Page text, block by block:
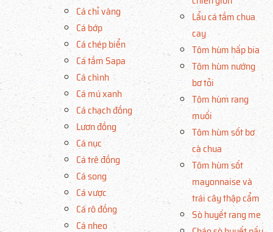
Cá chỉ vàng
Cá bớp
Cá chép biển
Cá tầm Sapa
Cá chình
Cá mú xanh
Cá chạch đồng
Lươn đồng
Cá nục
Cá trê đồng
Cá song
Cá vược
Cá rô đồng
Cá nheo
Lẩu cá tầm chua
cay
Tôm hùm hấp bia
Tôm hùm nướng
bơ tỏi
Tôm hùm rang
muối
Tôm hùm sốt bơ
cà chua
Tôm hùm sốt
mayonnaise và
trái cây thập cẩm
Sò huyết rang me